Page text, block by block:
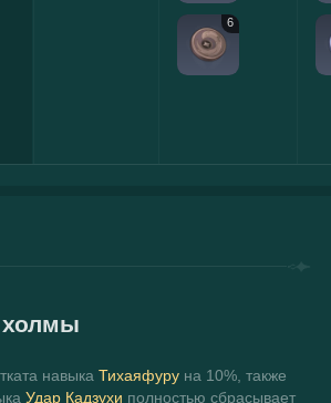
6
навыка Тихаяфуру на 10%, также
Удар Кадзухи полностью сбрасывает